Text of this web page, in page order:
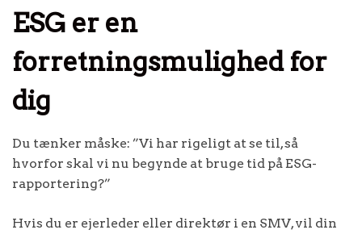
ESG er en
forretningsmulighed for
dig
Du tænker måske: ”Vi har rigeligt at se til, så
hvorfor skal vi nu begynde at bruge tid på ESG-
rapportering?”
Hvis du er ejerleder eller direktør i en SMV, vil din